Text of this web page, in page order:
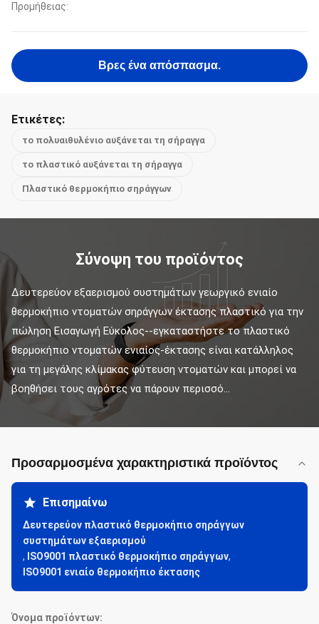
Προμήθειας:
Βρες ένα απόσπασμα.
Ετικέτες:
το πολυαιθυλένιο αυξάνεται τη σήραγγα
το πλαστικό αυξάνεται τη σήραγγα
Πλαστικό θερμοκήπιο σηράγγων
Σύνοψη του προϊόντος
Δευτερεύον εξαερισμού συστημάτων γεωργικό ενιαίο
θερμοκήπιο ντοματών σηράγγων έκτασης πλαστικό για την
πώληση Εισαγωγή Εύκολος--εγκαταστήστε το πλαστικό
θερμοκήπιο ντοματών ενιαίος-έκτασης είναι κατάλληλος
για τη μεγάλης κλίμακας φύτευση ντοματών και μπορεί να
βοηθήσει τους αγρότες να πάρουν περισσό...
Προσαρμοσμένα χαρακτηριστικά προϊόντος
Επισημαίνω
Δευτερεύον πλαστικό θερμοκήπιο σηράγγων
συστημάτων εξαερισμού
, ISO9001 πλαστικό θερμοκήπιο σηράγγων,
ISO9001 ενιαίο θερμοκήπιο έκτασης
Όνομα προϊόντων: